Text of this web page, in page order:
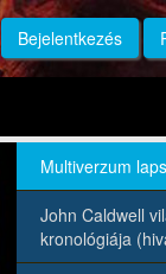
Bejelentkezés
Multiverzum
John Caldwell
kronológiája